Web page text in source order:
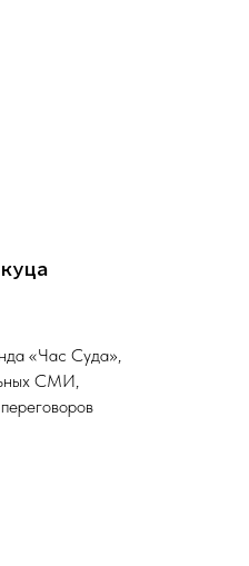
«Час Суда»,
СМИ,